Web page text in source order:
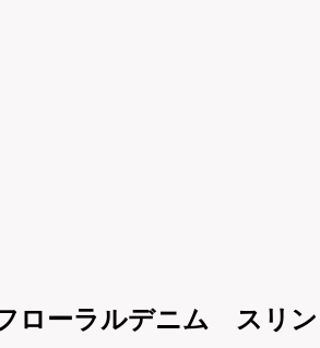
ローラルデニム スリ